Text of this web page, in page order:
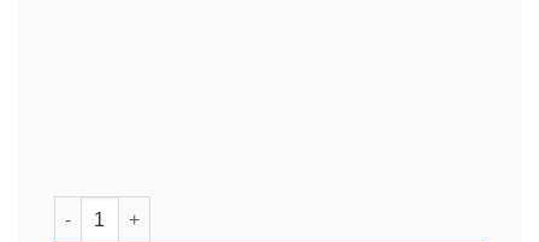
Fenomen Davetiye Ekonomik Nişan, Nikah, Düğün